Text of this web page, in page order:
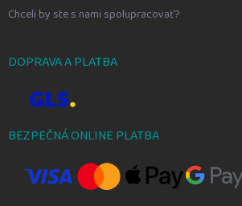
Chceli by ste s nami spolupracovať?
DOPRAVA A PLATBA
BEZPEČNÁ ONLINE PLATBA